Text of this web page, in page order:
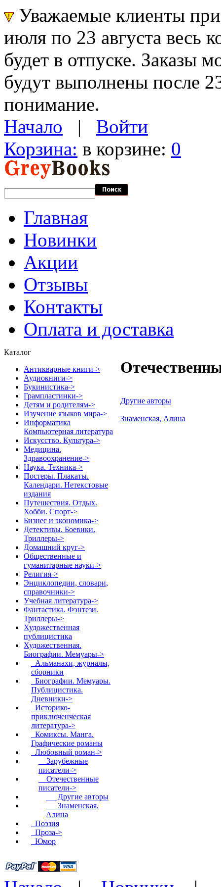
Уважаемые клиенты
июля по 23 августа весь
будет в отпуске. Заказы
будут выполнены после
понимание.
Начало | Войти
Корзина: в корзине: 0
Главная
Новинки
Акции
Отзывы
Контакты
Оплата и доставка
Каталог
Антикварные книги->
Аудиокниги->
Букинистика->
Грампластинки->
Детям и родителям->
Изучение языков мира->
Информатика
Компьютерная литература
Искусство. Культура->
Медицина.
Здравоохранение->
Наука. Техника->
Постеры. Плакаты.
Календари. Нетекстовые
издания
Путешествия. Отдых.
Хобби. Спорт->
Бизнес и экономика->
Детективы. Боевики.
Триллеры->
Домашний круг->
Общественные и
гуманитарные науки->
Религия->
Энциклопедии, словари,
справочники->
Учебная литература->
Фантастика. Фэнтези.
Триллеры->
Художественная
публицистика
Художественная.
Биографии. Мемуары->
Альманахи, журналы,
сборники
Биографии. Мемуары.
Публицистика.
Дневники->
Историко-
приключенческая
литература->
Комиксы. Манга.
Графические романы
Любовный роман->
Зарубежные
писатели->
Отечественные
писатели->
Другие авторы
Знаменская,
Алина
Поэзия
Проза->
Юмор
Другие авторы
Знаменская, Алина